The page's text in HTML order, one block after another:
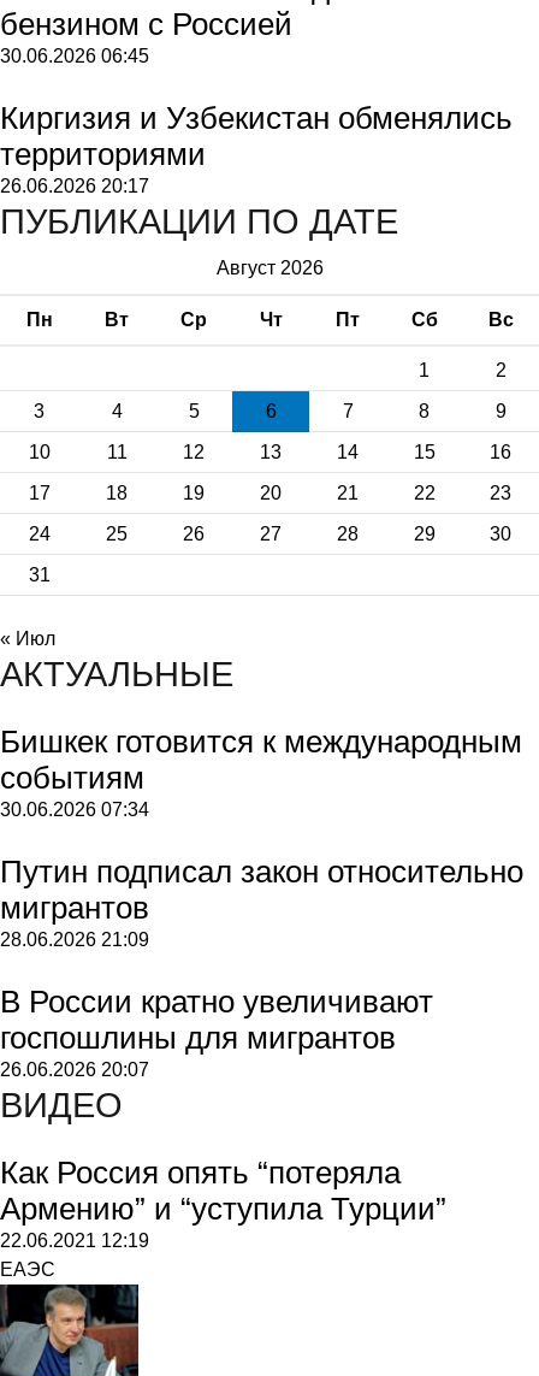
бензином с Россией
30.06.2026 06:45
Киргизия и Узбекистан обменялись
территориями
26.06.2026 20:17
ПУБЛИКАЦИИ ПО ДАТЕ
Август 2026
Пн Вт Ср Чт Пт Сб Вс
1
2
3
4 5 6 7 8
9
10
11 12 13 14 15
16
17
18 19 20 21 22
23
24
25 26 27 28 29
30
31
« Июл
АКТУАЛЬНЫЕ
Бишкек готовится к международным
событиям
30.06.2026 07:34
Путин подписал закон относительно
мигрантов
28.06.2026 21:09
В России кратно увеличивают
госпошлины для мигрантов
26.06.2026 20:07
ВИДЕО
Как Россия опять “потеряла
Армению” и “уступила Турции”
22.06.2021 12:19
ЕАЭС